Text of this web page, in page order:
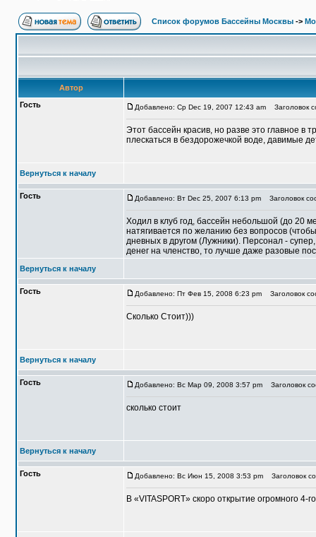
Список форумов Бассейны Москвы ->
Автор
Гость
Добавлено: Ср Dec 19, 2007 12:43 am Заголовок
Этот бассейн красив, но разве это главное в
плескаться в бездорожечкой воде, давимые
Вернуться к началу
Гость Добавлено: Вт Dec 25, 2007 6:13 pm Заголовок
Ходил в клуб год, бассейн небольшой (до 20
натягивается по желанию без вопросов
дневных в другом (Лужники). Персонал -
денег на членство, то лучше даже разовые
Вернуться к началу
Гость Добавлено: Пт Фев 15, 2008 6:23 pm Заголовок
Сколько Стоит)))
Вернуться к началу
Гость Добавлено: Вс Мар 09, 2008 3:57 pm Заголовок
сколько стоит
Вернуться к началу
Гость Добавлено: Вс Июн 15, 2008 3:53 pm Заголовок
В «VITASPORT» скоро открытие огромного